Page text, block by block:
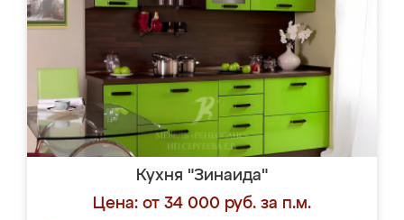
Кухня "Зинаида"
Цена: от 34 000 руб. за п.м.